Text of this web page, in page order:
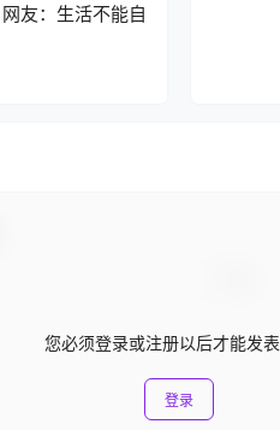
友：生活不能自
您必须登录或注册以后才能发
登录